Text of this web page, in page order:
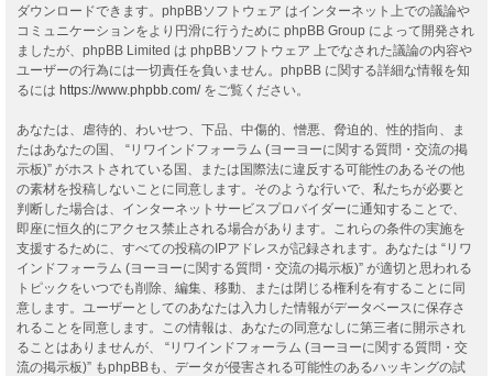
ダウンロードできます。phpBBソフトウェア はインターネット上での議論や
コミュニケーションをより円滑に行うために phpBB Group によって開発され
ましたが、phpBB Limited は phpBBソフトウェア 上でなされた議論の内容や
ユーザーの行為には一切責任を負いません。phpBB に関する詳細な情報を知
るには https://www.phpbb.com/をご覧ください。
あなたは、虐待的、わいせつ、下品、中傷的、憎悪、脅迫的、性的指向、ま
たはあなたの国、 “リワインドフォーラム (ヨーヨーに関する質問・交流の掲
示板)” がホストされている国、または国際法に違反する可能性のあるその他
の素材を投稿しないことに同意します。そのような行いで、私たちが必要と
判断した場合は、インターネットサービスプロバイダーに通知することで、
即座に恒久的にアクセス禁止される場合があります。これらの条件の実施を
支援するために、すべての投稿のIPアドレスが記録されます。あなたは “リワ
インドフォーラム (ヨーヨーに関する質問・交流の掲示板)” が適切と思われる
トピックをいつでも削除、編集、移動、または閉じる権利を有することに同
意します。ユーザーとしてのあなたは入力した情報がデータベースに保存さ
れることを同意します。この情報は、あなたの同意なしに第三者に開示され
ることはありませんが、 “リワインドフォーラム (ヨーヨーに関する質問・交
流の掲示板)” もphpBBも、データが侵害される可能性のあるハッキングの試